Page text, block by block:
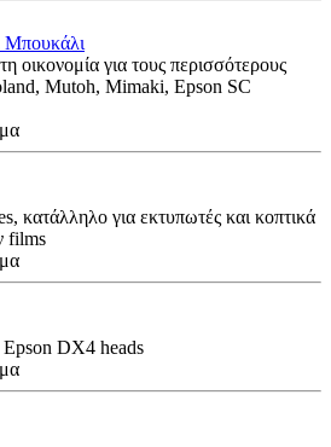
οικονομία για τους περισσότερους
Mutoh, Mimaki, Epson SC
κατάλληλο για εκτυπωτές και κοπτικά
films
Εpson DX4 heads